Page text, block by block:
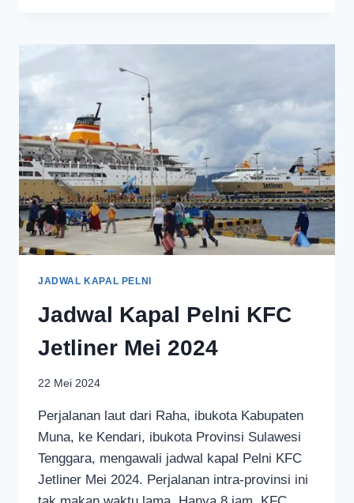
JADWAL KAPAL PELNI
Jadwal Kapal Pelni KFC
Jetliner Mei 2024
22 Mei 2024
Perjalanan laut dari Raha, ibukota Kabupaten
Muna, ke Kendari, ibukota Provinsi Sulawesi
Tenggara, mengawali jadwal kapal Pelni KFC
Jetliner Mei 2024. Perjalanan intra-provinsi ini